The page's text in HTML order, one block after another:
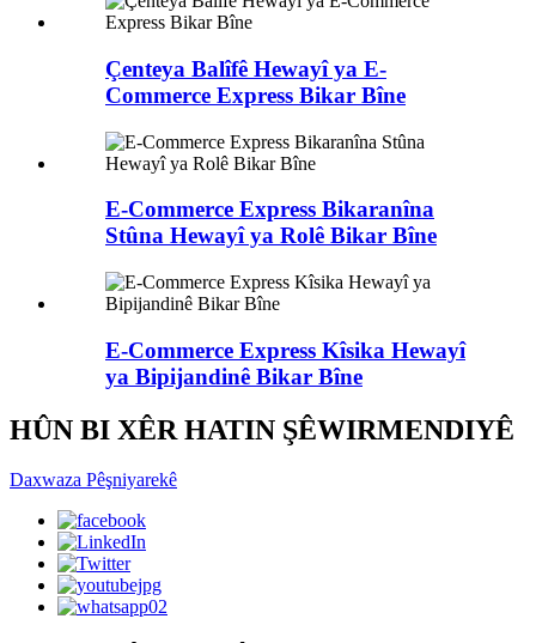
Çenteya Balîfê Hewayî ya E-
Commerce Express Bikar Bîne
E-Commerce Express Bikaranîna
Stûna Hewayî ya Rolê Bikar Bîne
E-Commerce Express Kîsika Hewayî
ya Bipijandinê Bikar Bîne
HÛN BI XÊR HATIN ŞÊWIRMENDIYÊ
Daxwaza Pêşniyarekê